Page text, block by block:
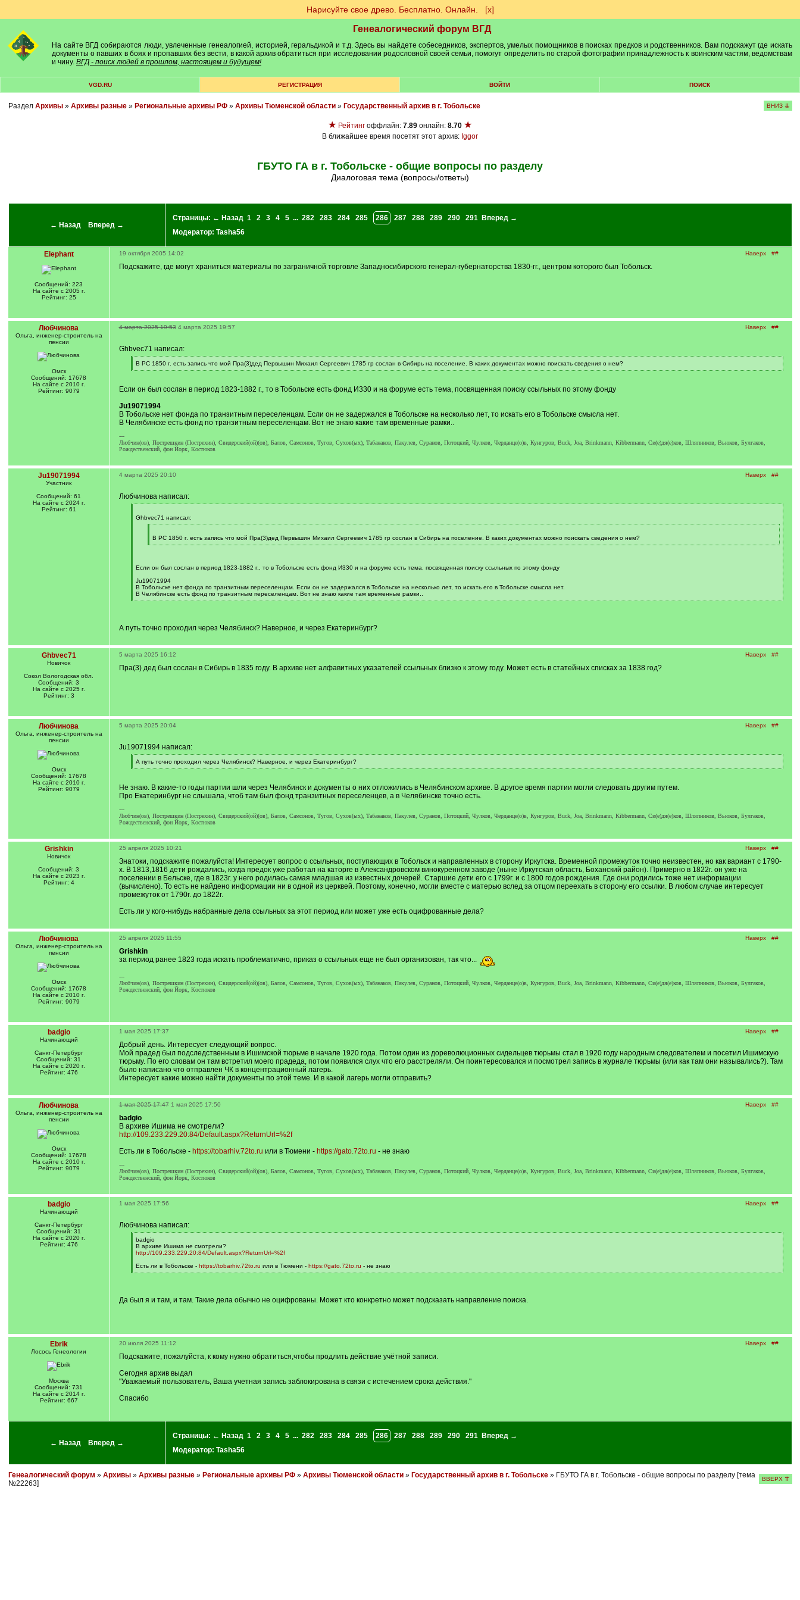
Нарисуйте свое древо. Бесплатно. Онлайн. [х]
Генеалогический форум ВГД
На сайте ВГД собираются люди, увлеченные генеалогией, историей, геральдикой и т.д. Здесь вы найдете собеседников, экспертов, умелых помощников в поисках предков и родственников. Вам подскажут где искать
документы о павших в боях и пропавших без вести, в какой архив обратиться при исследовании родословной своей семьи, помогут определить по старой фотографии принадлежность к воинским частям, ведомствам
и чину. ВГД - поиск людей в прошлом, настоящем и будущем!
VGD.RU РЕГИСТРАЦИЯ ВОЙТИ ПОИСК
Раздел Архивы» Архивы разные» Региональные архивы РФ» Архивы Тюменской области» Государственный архив в г. Тобольске ВНИЗ ⇊
★ Рейтинг оффлайн: 7.89 онлайн: 8.70 ★
В ближайшее время посетят этот архив: Iggor
ГБУТО ГА в г. Тобольске - общие вопросы по разделу
Диалоговая тема (вопросы/ответы)
← Назад Вперед →
Страницы: ← Назад 1 2 3 4 5 ... 282 283 284 285 286 287 288 289 290 291
Вперед →
Модератор: Tasha56
Elephant
Сообщений: 223
На сайте с 2005 г.
Рейтинг: 25
Наверх ##
19 октября 2005 14:02
Подскажите, где могут храниться материалы по заграничной торговле Западносибирского генерал-губернаторства 1830-гг., центром которого был Тобольск.
Любчинова
Ольга, инженер-строитель на
пенсии
Омск
Сообщений: 17678
На сайте с 2010 г.
Рейтинг: 9079
Наверх ##
4 марта 2025 19:53 4 марта 2025 19:57
Ghbvec71 написал:
[
q
В РС 1850 г. есть запись что мой Пра(3)дед Первышин Михаил Сергеевич 1785 гр сослан в Сибирь на поселение. В каких документах можно поискать сведения о нем?
[
Если он был сослан в период 1823-1882 г., то в Тобольске есть фонд И330 и на форуме есть тема, посвященная поиску ссыльных по этому фонду
Ju19071994
В Тобольске нет фонда по транзитным переселенцам. Если он не задержался в Тобольске на несколько лет, то искать его в Тобольске смысла нет.
В Челябинске есть фонд по транзитным переселенцам. Вот не знаю какие там временные рамки..
---
Любчин(ов), Пострешкин (Пострехин), Свидерский(ой)(ов), Балов, Самсонов, Тугов, Сухов(ых), Табанаков, Пакулев, Суранов, Потоцкий, Чулков, Черданце(о)в, Кунгуров, Buck, Joa, Brinkmann, Kibbermann, Си(е)дя(е)ков, Шляпников, Вьюков, Булгаков,
Рождественский, фон Йорк, Костюков
Ju19071994
Участник
Сообщений: 61
На сайте с 2024 г.
Рейтинг: 61
Наверх ##
4 марта 2025 20:10
Любчинова написал:
q
Ghbvec71 написал:
q
]
В РС 1850 г. есть запись что мой Пра(3)дед Первышин Михаил Сергеевич 1785 гр сослан в Сибирь на поселение. В каких документах можно поискать сведения о нем?
[
Если он был сослан в период 1823-1882 г., то в Тобольске есть фонд И330 и на форуме есть тема, посвященная поиску ссыльных по этому фонду
Ju19071994
В Тобольске нет фонда по транзитным переселенцам. Если он не задержался в Тобольске на несколько лет, то искать его в Тобольске смысла нет.
В Челябинске есть фонд по транзитным переселенцам. Вот не знаю какие там временные рамки..
[
А путь точно проходил через Челябинск? Наверное, и через Екатеринбург?
Ghbvec71
Новичок
Сокол Вологодская обл.
Сообщений: 3
На сайте с 2025 г.
Рейтинг: 3
Наверх ##
5 марта 2025 16:12
Пра(3) дед был сослан в Сибирь в 1835 году. В архиве нет алфавитных указателей ссыльных близко к этому году. Может есть в статейных списках за 1838 год?
Любчинова
Ольга, инженер-строитель на
пенсии
Омск
Сообщений: 17678
На сайте с 2010 г.
Рейтинг: 9079
Наверх ##
5 марта 2025 20:04
Ju19071994 написал:
[
q
А путь точно проходил через Челябинск? Наверное, и через Екатеринбург?
[
]
Не знаю. В какие-то годы партии шли через Челябинск и документы о них отложились в Челябинском архиве. В другое время партии могли следовать другим путем.
Про Екатеринбург не слышала, чтоб там был фонд транзитных переселенцев, а в Челябинске точно есть.
---
Любчин(ов), Пострешкин (Пострехин), Свидерский(ой)(ов), Балов, Самсонов, Тугов, Сухов(ых), Табанаков, Пакулев, Суранов, Потоцкий, Чулков, Черданце(о)в, Кунгуров, Buck, Joa, Brinkmann, Kibbermann, Си(е)дя(е)ков, Шляпников, Вьюков, Булгаков,
Рождественский, фон Йорк, Костюков
Grishkin
Новичок
Сообщений: 3
На сайте с 2023 г.
Рейтинг: 4
Наверх ##
25 апреля 2025 10:21
Знатоки, подскажите пожалуйста! Интересует вопрос о ссыльных, поступающих в Тобольск и направленных в сторону Иркутска. Временной промежуток точно неизвестен, но как вариант с 1790-
х. В 1813,1816 дети рождались, когда предок уже работал на каторге в Александровском винокуренном заводе (ныне Иркутская область, Боханский район). Примерно в 1822г. он уже на
поселении в Бельске, где в 1823г. у него родилась самая младшая из известных дочерей. Старшие дети его с 1799г. и с 1800 годов рождения. Где они родились тоже нет информации
(вычислено). То есть не найдено информации ни в одной из церквей. Поэтому, конечно, могли вместе с матерью вслед за отцом переехать в сторону его ссылки. В любом случае интересует
промежуток от 1790г. до 1822г.
Есть ли у кого-нибудь набранные дела ссыльных за этот период или может уже есть оцифрованные дела?
Любчинова
Ольга, инженер-строитель на
пенсии
Омск
Сообщений: 17678
На сайте с 2010 г.
Рейтинг: 9079
Наверх ##
25 апреля 2025 11:55
Grishkin
за период ранее 1823 года искать проблематично, приказ о ссыльных еще не был организован, так что...
---
Любчин(ов), Пострешкин (Пострехин), Свидерский(ой)(ов), Балов, Самсонов, Тугов, Сухов(ых), Табанаков, Пакулев, Суранов, Потоцкий, Чулков, Черданце(о)в, Кунгуров, Buck, Joa, Brinkmann, Kibbermann, Си(е)дя(е)ков, Шляпников, Вьюков, Булгаков,
Рождественский, фон Йорк, Костюков
badgio
Начинающий
Санкт-Петербург
Сообщений: 31
На сайте с 2020 г.
Рейтинг: 476
Наверх ##
1 мая 2025 17:37
Добрый день. Интересует следующий вопрос.
Мой прадед был подследственным в Ишимской тюрьме в начале 1920 года. Потом один из дореволюционных сидельцев тюрьмы стал в 1920 году народным следователем и посетил Ишимскую
тюрьму. По его словам он там встретил моего прадеда, потом появился слух что его расстреляли. Он поинтересовался и посмотрел запись в журнале тюрьмы (или как там они назывались?). Там
было написано что отправлен ЧК в концентрационный лагерь.
Интересует какие можно найти документы по этой теме. И в какой лагерь могли отправить?
Любчинова
Ольга, инженер-строитель на
пенсии
Омск
Сообщений: 17678
На сайте с 2010 г.
Рейтинг: 9079
Наверх ##
1 мая 2025 17:47 1 мая 2025 17:50
badgio
В архиве Ишима не смотрели?
http://109.233.229.20:84/Default.aspx?ReturnUrl=%2f
Есть ли в Тобольске - https://tobarhiv.72to.ru или в Тюмени - https://gato.72to.ru - не знаю
---
Любчин(ов), Пострешкин (Пострехин), Свидерский(ой)(ов), Балов, Самсонов, Тугов, Сухов(ых), Табанаков, Пакулев, Суранов, Потоцкий, Чулков, Черданце(о)в, Кунгуров, Buck, Joa, Brinkmann, Kibbermann, Си(е)дя(е)ков, Шляпников, Вьюков, Булгаков,
Рождественский, фон Йорк, Костюков
badgio
Начинающий
Санкт-Петербург
Сообщений: 31
На сайте с 2020 г.
Рейтинг: 476
Наверх ##
1 мая 2025 17:56
Любчинова написал:
[
q
]
badgio
В архиве Ишима не смотрели?
http://109.233.229.20:84/Default.aspx?ReturnUrl=%2f
Есть ли в Тобольске - https://tobarhiv.72to.ru или в Тюмени - https://gato.72to.ru - не знаю
[
Да был я и там, и там. Такие дела обычно не оцифрованы. Может кто конкретно может подсказать направление поиска.
Ebrik
Лосось Генеологии
Москва
Сообщений: 731
На сайте с 2014 г.
Рейтинг: 667
Наверх ##
20 июля 2025 11:12
Подскажите, пожалуйста, к кому нужно обратиться,чтобы продлить действие учётной записи.
Сегодня архив выдал
"Уважаемый пользователь, Ваша учетная запись заблокирована в связи с истечением срока действия."
Спасибо
← Назад Вперед →
Страницы: ← Назад 1 2 3 4 5 ... 282 283 284 285 286 287 288 289 290 291
Вперед →
Модератор: Tasha56
Генеалогический форум » Архивы» Архивы разные» Региональные архивы РФ» Архивы Тюменской области» Государственный архив в г. Тобольске» ГБУТО ГА в г. Тобольске - общие вопросы по разделу [тема
№22263]
ВВЕРХ ⇈